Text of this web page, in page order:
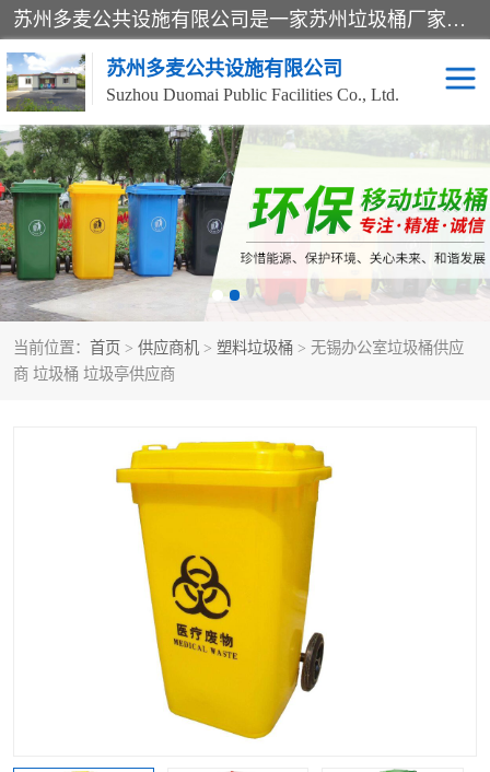
苏州多麦公共设施有限公司是一家苏州垃圾桶厂家，主营：塑料垃圾桶、分类果皮箱、户外园林椅、保安岗亭等产品厂家。全国统一热线电话：17105580222。公司组建完善的团队。设计人员，能根据客户要求，提供适合的设计方案，来满足客户的需求。
苏州多麦公共设施有限公司
Suzhou Duomai Public Facilities Co., Ltd.
当前位置： 首页 > 供应商机 > 塑料垃圾桶 > 无锡办公室垃圾桶供应
商 垃圾桶 垃圾亭供应商
办公室脚踩垃圾桶 保安岗亭
分类果皮箱 公园椅
垃圾分类房 塑料垃圾桶
防疫岗亭 吸烟岗亭